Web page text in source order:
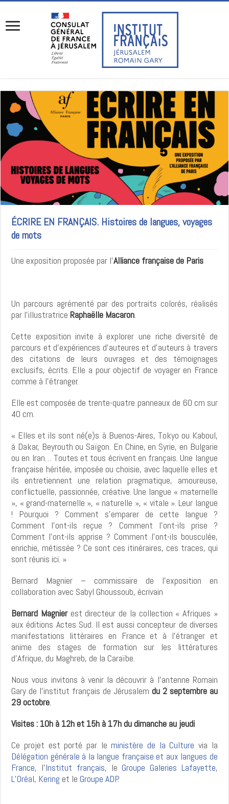
ÉCRIRE EN FRANÇAIS. Histoires de langues, voyages
de mots
Une exposition proposée par l’Alliance française de Paris
Un parcours agrémenté par des portraits colorés, réalisés
par l’illustratriceRaphaëlle Macaron.
Cette exposition invite à explorer une riche diversité de
parcours et d’expériences d’auteures et d’auteurs à travers
des citations de leurs ouvrages et des témoignages
exclusifs, écrits. Elle a pour objectif de voyager en France
comme à l’étranger.
Elle est composée de trente-quatre panneaux de 60 cm sur
40 cm.
« Elles et ils sont né(e)s à Buenos-Aires, Tokyo ou Kaboul,
à Dakar, Beyrouth ou Saïgon. En Chine, en Syrie, en Bulgarie
ou en Iran… Toutes et tous écrivent en français. Une langue
française héritée, imposée ou choisie, avec laquelle elles et
ils entretiennent une relation pragmatique, amoureuse,
conflictuelle, passionnée, créative. Une langue « maternelle
», « grand-maternelle », « naturelle », « vitale ». Leur langue
! Pourquoi ? Comment s’emparer de cette langue ?
Comment l’ont-ils reçue ? Comment l’ont-ils prise ?
Comment l’ont-ils apprise ? Comment l’ont-ils bousculée,
enrichie, métissée ? Ce sont ces itinéraires, ces traces, qui
sont réunis ici. »
Bernard Magnier – commissaire de l’exposition en
collaboration avec Sabyl Ghoussoub, écrivain
Bernard Magnierest directeur de la collection « Afriques »
aux éditions Actes Sud. Il est aussi concepteur de diverses
manifestations littéraires en France et à l’étranger et
anime des stages de formation sur les littératures
d’Afrique, du Maghreb, de la Caraïbe.
Nous vous invitons à venir la découvrir à l’antenne Romain
Gary de l’institut français de Jérusalem du 2 septembre au
29 octobre.
Visites : 10h à 12h et 15h à 17h du dimanche au jeudi
Ce projet est porté par leministère de la Culture via la
Délégation générale à la langue française et aux langues de
France, l’Institut français, leGroupe Galeries Lafayette,
L’Oréal, Kering et leGroupe ADP.